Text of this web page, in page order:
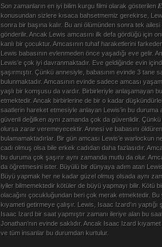
Son zamanların en iyi bilim kurgu filmi olarak gösterilen
konusundan sizlere kısaca bahsetmemiz gerekirse,
sonra bir başına kalır. Bu ani ölümünden sonra tek ailesi
gönderilir. Ancak Lewis amcasını ilk defa gördüğü için
kanlı bir çocuktur. Amcasının tuhaf haraketlerini
Lewis babasının evlenmeden önce yaşadığı eve gelir.
Lewis’e çok iyi davranmaktadır. Eve geldiğinde evin
şaşırmıştır. Çünkü annesiyle, babasının evinde 3
bulunmaktadır. Amcasının evinde sadece amcası
yaşlı bir komşusu da vardır. Birbirleriyle anlaşamayan
etmektedir. Ancak birbirlerine de bir o kadar
saatlerin hareket etmesiyle anlayan Lewis’in bu duruma
güvenli değilken aynı zamanda çok da güvenlidir.
olursa zarar veremeyecektir. Annesi ve babasını
bulamamaktadırlar. Bir gün amcası Lewis’e warlockun
cadı olmuş olsa bile erkek cadıdan daha fazlasıdır.
bu duruma çok şaşırır aynı zamanda mutlu da olur.
da öğretmesini ister. Büyülü bir dünyaya adım atan
Büyü yapmak her ne kadar güzel olmuş olsada aynı
iyiler bilmemektedir kötüler de büyü yapmayı bilir. Kötü
olacağını çocukluğundan beri çok merak etmektedir.
kıyameti getirmeye çalışır. Lewis, Isaac Izard’ın
Isaac Izard bir saat yapmıştır zamanı ileriye alan bu
Jonathan’nın evinde saklıdır. Ancak Isaac Izard
ve tüm insanlar bu durumdan kurtulur.